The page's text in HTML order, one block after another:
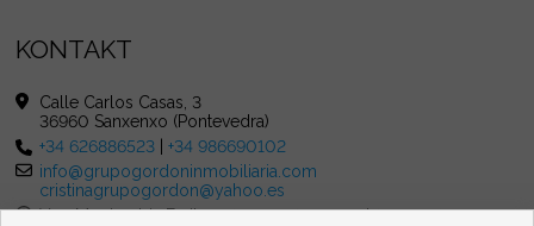
KONTAKT
Calle Carlos Casas, 3
36960 Sanxenxo (Pontevedra)
+34 626886523 |+34 986690102
info@grupogordoninmobiliaria.com
cristinagrupogordon@yahoo.es
Von Montag bis Freitag : 10:00 - 13:30 und 16:00 - 20:00